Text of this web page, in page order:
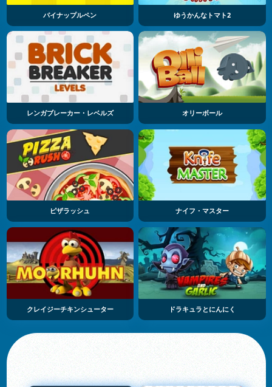
パイナップルペン ゆうかんなトマト2
レンガブレーカー・レベルズ オリーボール
ピザラッシュ ナイフ・マスター
クレイジーチキンシューター ドラキュラとにんにく